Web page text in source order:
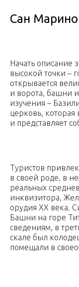
Сан Марино
Начать описание
высокой точки –
открывается
и ворота, башни
изучения –
церковь, которая
и представляет
Туристов
в своей роде, в
реальных
инквизитора,
орудия XX века.
Башни на горе
сведениям, в
скале был
помещали в